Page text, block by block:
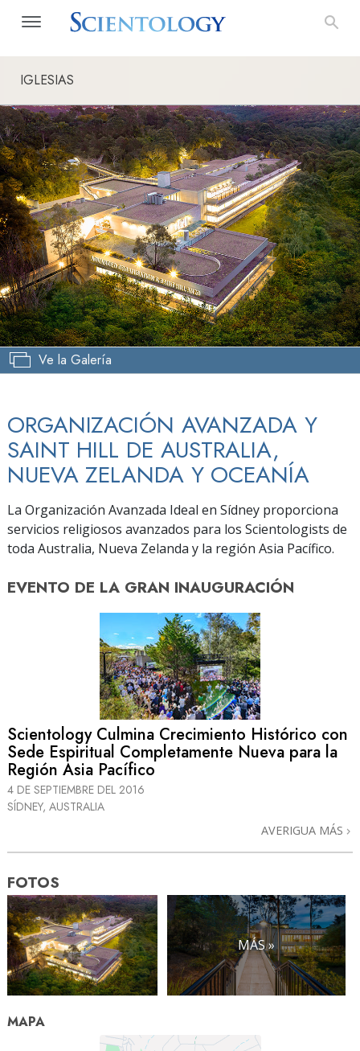
IGLESIAS
Ve la Galería
ORGANIZACIÓN AVANZADA Y
SAINT HILL DE AUSTRALIA,
NUEVA ZELANDA Y OCEANÍA
La Organización Avanzada Ideal en Sídney proporciona
servicios religiosos avanzados para los Scientologists de
toda Australia, Nueva Zelanda y la región Asia Pacífico.
EVENTO DE LA GRAN INAUGURACIÓN
Scientology Culmina Crecimiento Histórico con
Sede Espiritual Completamente Nueva para la
Región Asia Pacífico
4 DE SEPTIEMBRE DEL 2016
SÍDNEY, AUSTRALIA
AVERIGUA MÁS
FOTOS
MÁS »
MAPA